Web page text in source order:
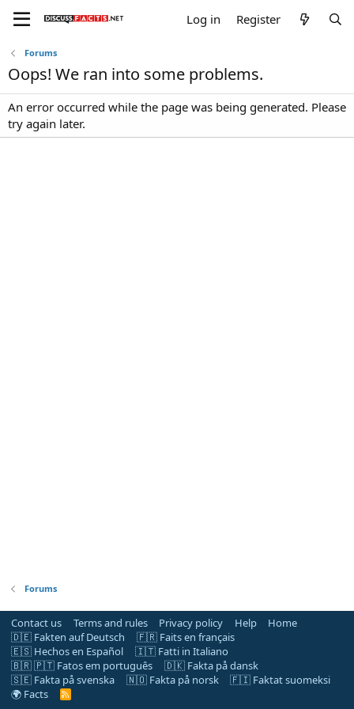
Log in Register
Forums
Oops! We ran into some problems.
An error occurred while the page was being generated. Please
try again later.
Forums
Contact us Terms and rules Privacy policy Help
Home
🇩🇪 Fakten auf Deutsch
🇫🇷 Faits en français
🇪🇸 Hechos en Español
🇮🇹 Fatti in Italiano
🇧🇷 🇵🇹 Fatos em português
🇩🇰 Fakta på dansk
🇸🇪 Fakta på svenska
🇳🇴 Fakta på norsk
🇫🇮 Faktat suomeksi
🌍 Facts
R